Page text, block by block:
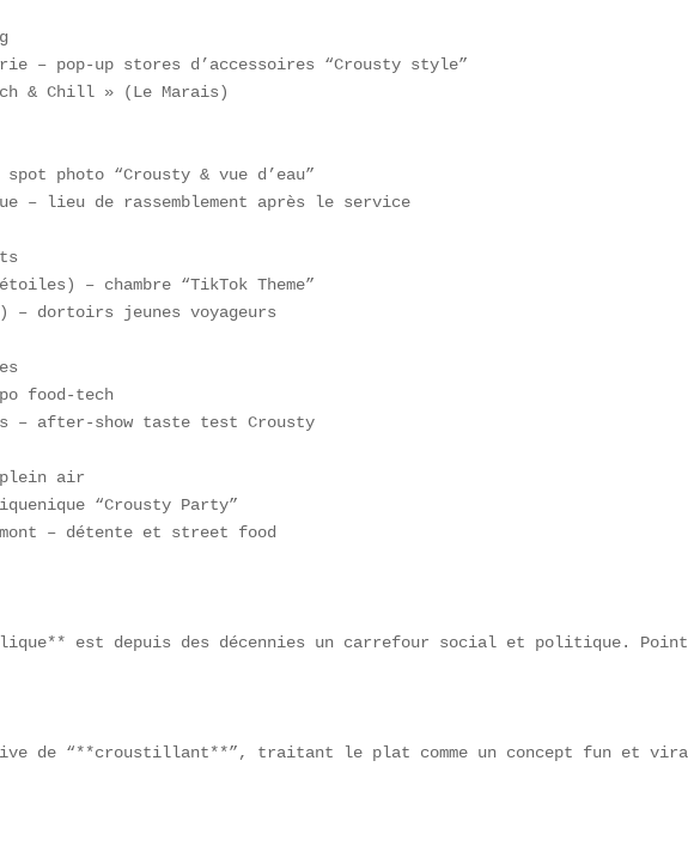
– pop-up stores d’accessoires “Crousty style”
& Chill » (Le Marais)
photo “Crousty & vue d’eau”
– lieu de rassemblement après le service
– chambre “TikTok Theme”
– dortoirs jeunes voyageurs
food-tech
– after-show taste test Crousty
plein air
“Crousty Party”
– détente et street food
est depuis des décennies un carrefour social et politique.
de “**croustillant**”, traitant le plat comme un concept fun et